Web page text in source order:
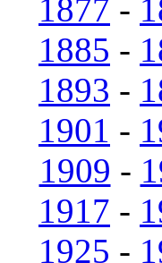
1877 -
1885 -
1893 -
1901 -
1909 -
1917 -
1925 -